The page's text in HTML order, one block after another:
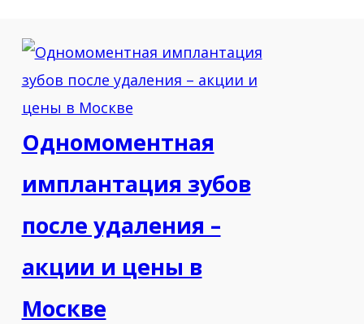
2013 - Nobel Biocare
«Интегрированный подход к
эстетического результата на
in Advanced Educational Prosthodontics
Program ASTRA TECH Implant System
Одномоментная
имплантация зубов
после удаления –
акции и цены в
Москве